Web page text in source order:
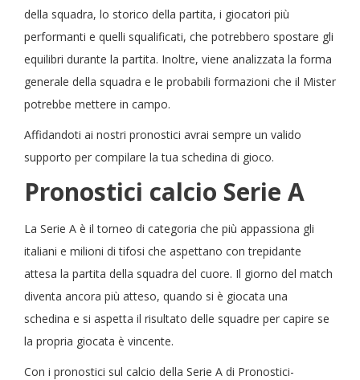
della squadra, lo storico della partita, i giocatori più
performanti e quelli squalificati, che potrebbero spostare gli
equilibri durante la partita. Inoltre, viene analizzata la forma
generale della squadra e le probabili formazioni che il Mister
potrebbe mettere in campo.
Affidandoti ai nostri pronostici avrai sempre un valido
supporto per compilare la tua schedina di gioco.
Pronostici calcio Serie A
La Serie A è il torneo di categoria che più appassiona gli
italiani e milioni di tifosi che aspettano con trepidante
attesa la partita della squadra del cuore. Il giorno del match
diventa ancora più atteso, quando si è giocata una
schedina e si aspetta il risultato delle squadre per capire se
la propria giocata è vincente.
Con i pronostici sul calcio della Serie A di Pronostici-